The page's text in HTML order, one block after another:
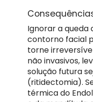
Ignorar a queda
contorno facial
torne
não invasivos,
solução futura
(ritidectomia).
térmica do